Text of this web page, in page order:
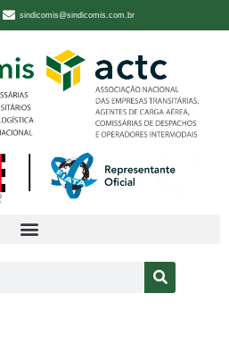
sindicomis@sindicomis.com.br